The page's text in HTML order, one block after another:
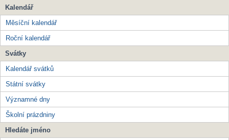
Kalendář
Měsíční kalendář
Roční kalendář
Svátky
Kalendář svátků
Státní svátky
Významné dny
Školní prázdniny
Hledáte jméno